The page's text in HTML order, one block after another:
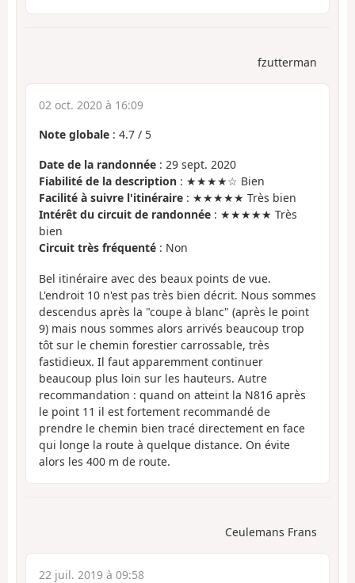
fzutterman
02 oct. 2020 à 16:09
Note globale : 4.7 / 5
Date de la randonnée : 29 sept. 2020
Fiabilité de la description : ★★★★☆ Bien
Facilité à suivre l'itinéraire : ★★★★★ Très bien
Intérêt du circuit de randonnée : ★★★★★ Très
bien
Circuit très fréquenté : Non
Bel itinéraire avec des beaux points de vue.
L'endroit 10 n'est pas très bien décrit. Nous sommes
descendus après la "coupe à blanc" (après le point
9) mais nous sommes alors arrivés beaucoup trop
tôt sur le chemin forestier carrossable, très
fastidieux. Il faut apparemment continuer
beaucoup plus loin sur les hauteurs. Autre
recommandation : quand on atteint la N816 après
le point 11 il est fortement recommandé de
prendre le chemin bien tracé directement en face
qui longe la route à quelque distance. On évite
alors les 400 m de route.
Ceulemans Frans
22 juil. 2019 à 09:58